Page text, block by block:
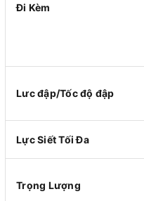
Đi Kèm
Lưc đập/Tốc độ đập
Lực Siết Tối Đa
Trọng Lượng